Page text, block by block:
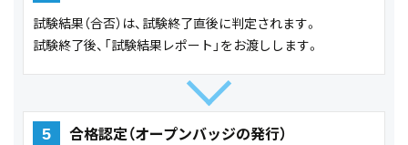
試験結果（合否）は、試験終了直後に判定されます。
試験終了後、「試験結果レポート」をお渡しします。
5 合格認定（オープンバッジの発行）